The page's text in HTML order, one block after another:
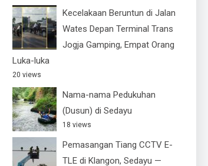
Kecelakaan Beruntun di Jalan
Wates Depan Terminal Trans
Jogja Gamping, Empat Orang
Luka-luka
20 views
Nama-nama Pedukuhan
(Dusun) di Sedayu
18 views
Pemasangan Tiang CCTV E-
TLE di Klangon, Sedayu —